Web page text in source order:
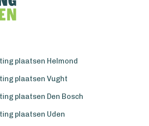
plaatsen Helmond
plaatsen Vught
plaatsen Den Bosch
plaatsen Uden